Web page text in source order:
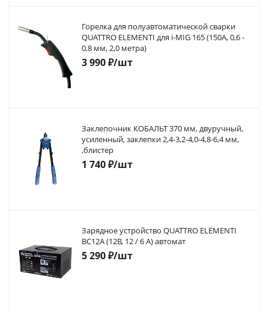
Горелка для полуавтоматической сварки
QUATTRO ELEMENTI для i-MIG 165 (150A, 0,6 -
0,8 мм, 2,0 метра)
3 990₽/шт
Заклепочник КОБАЛЬТ 370 мм, двуручный,
усиленный, заклепки 2,4-3,2-4,0-4,8-6,4 мм,
,блистер
1 740₽/шт
Зарядное устройство QUATTRO ELEMENTI
BC12A (12В, 12 / 6 А) автомат
5 290₽/шт